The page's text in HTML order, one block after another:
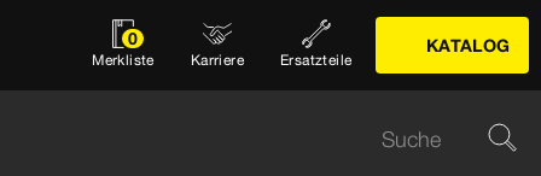
0
Merkliste Karriere Ersatzteile
KATALOG